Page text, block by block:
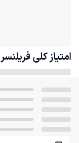
امتیاز کلی فریلنسر